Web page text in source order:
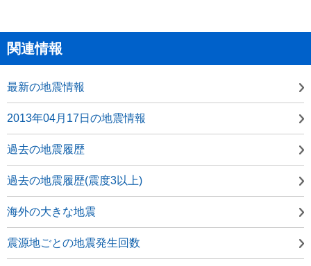
関連情報
最新の地震情報
2013年04月17日の地震情報
過去の地震履歴
過去の地震履歴(震度3以上)
海外の大きな地震
震源地ごとの地震発生回数